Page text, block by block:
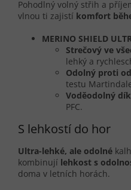
Pohodlný volný střih a
vlnou ti zajistí komfort
MERINO SHIELD
Strečový ve
lehký a
Odolný proti
testu
Voděodolný
PFC.
S lehkostí do hor
Ultra-lehké, ale odolné
kombinují lehkost s
doma v letních horách.